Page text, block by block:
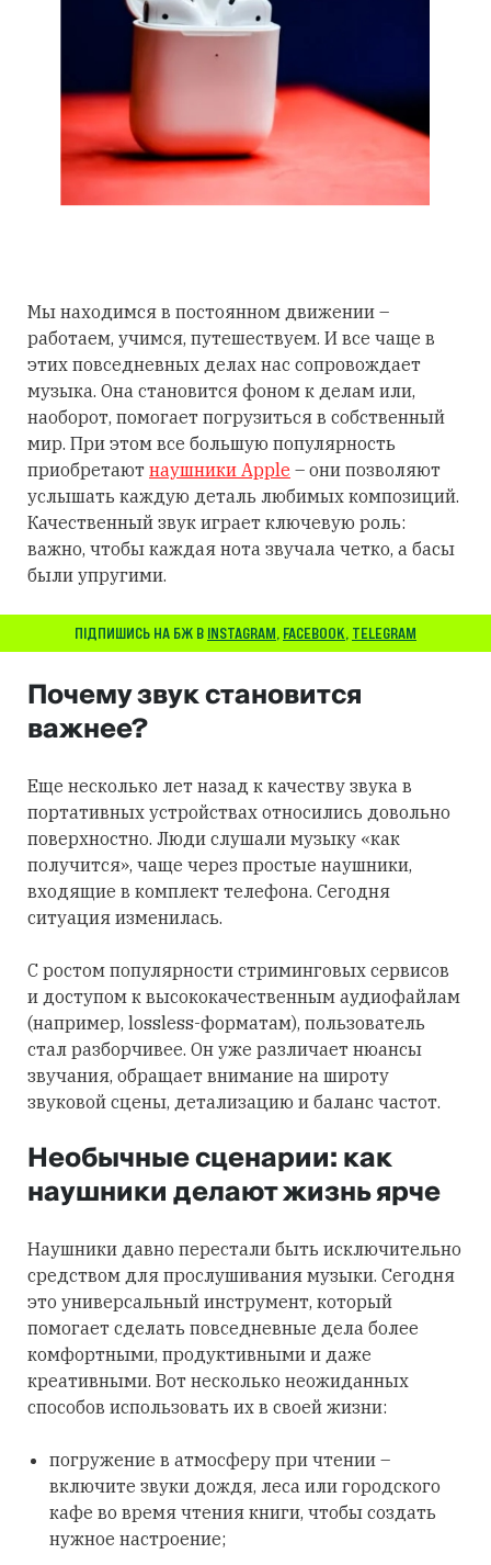
Мы находимся в постоянном движении –
работаем, учимся, путешествуем. И все чаще в
этих повседневных делах нас сопровождает
музыка. Она становится фоном к делам или,
наоборот, помогает погрузиться в собственный
мир. При этом все большую популярность
приобретают наушники Apple – они позволяют
услышать каждую деталь любимых композиций.
Качественный звук играет ключевую роль:
важно, чтобы каждая нота звучала четко, а басы
были упругими.
ПІДПИШИСЬ НА БЖ В INSTAGRAM, FACEBOOK, TELEGRAM
Почему звук становится
важнее?
Еще несколько лет назад к качеству звука в
портативных устройствах относились довольно
поверхностно. Люди слушали музыку «как
получится», чаще через простые наушники,
входящие в комплект телефона. Сегодня
ситуация изменилась.
С ростом популярности стриминговых сервисов
и доступом к высококачественным аудиофайлам
(например, lossless-форматам), пользователь
стал разборчивее. Он уже различает нюансы
звучания, обращает внимание на широту
звуковой сцены, детализацию и баланс частот.
Необычные сценарии: как
наушники делают жизнь ярче
Наушники давно перестали быть исключительно
средством для прослушивания музыки. Сегодня
это универсальный инструмент, который
помогает сделать повседневные дела более
комфортными, продуктивными и даже
креативными. Вот несколько неожиданных
способов использовать их в своей жизни:
погружение в атмосферу при чтении –
включите звуки дождя, леса или городского
кафе во время чтения книги, чтобы создать
нужное настроение;